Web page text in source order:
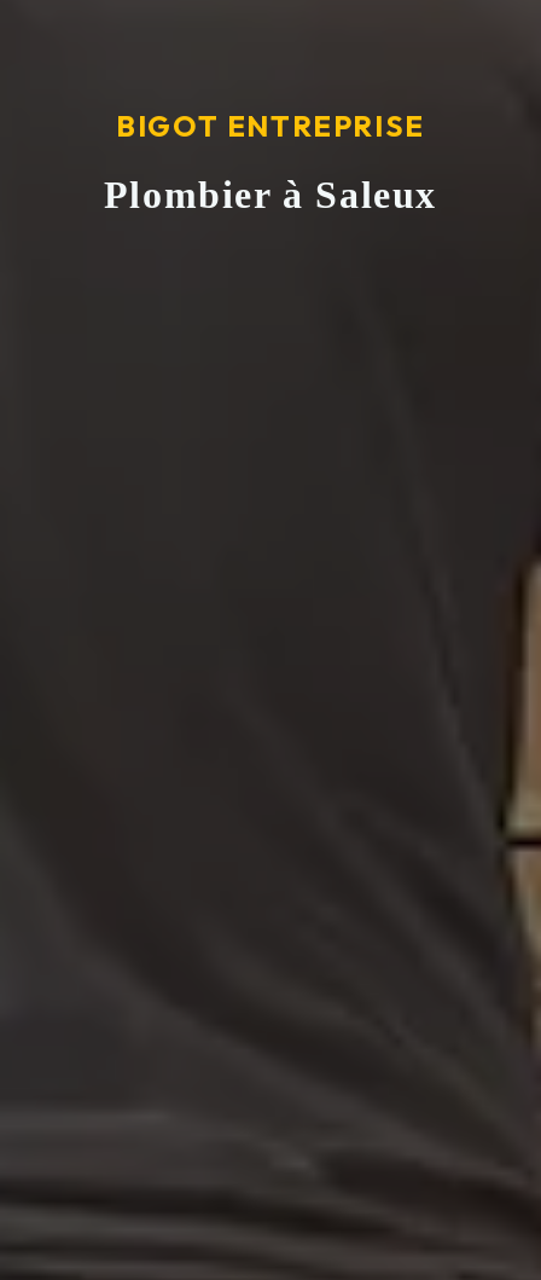
Plombier à Saleux
BIGOT ENTREPRISE